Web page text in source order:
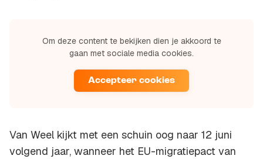
Om deze content te bekijken dien je akkoord te
gaan met sociale media cookies.
Accepteer cookies
Van Weel kijkt met een schuin oog naar 12 juni
volgend jaar, wanneer het EU-migratiepact van